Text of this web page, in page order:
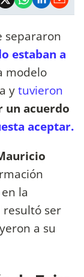
separaron
estaban a
modelo
ytuvieron
un acuerdo
aceptar.
en la
resultó ser
a su